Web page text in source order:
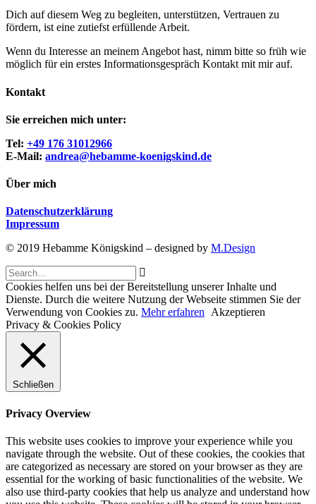
Dich auf diesem Weg zu begleiten, unterstützen, Vertrauen zu
fördern, ist eine zutiefst erfüllende Arbeit.
Wenn du Interesse an meinem Angebot hast, nimm bitte so früh wie
möglich für ein erstes Informationsgespräch Kontakt mit mir auf.
Kontakt
Sie erreichen mich unter:
Tel: +49 176 31012966
E-Mail: andrea@hebamme-koenigskind.de
Über mich
Datenschutzerklärung
Impressum
© 2019 Hebamme Königskind – designed by M.Design
Cookies helfen uns bei der Bereitstellung unserer Inhalte und
Dienste. Durch die weitere Nutzung der Webseite stimmen Sie der
Verwendung von Cookies zu. Mehr erfahren
Akzeptieren
Privacy & Cookies Policy
Schließen
Privacy Overview
This website uses cookies to improve your experience while you
navigate through the website. Out of these cookies, the cookies that
are categorized as necessary are stored on your browser as they are
essential for the working of basic functionalities of the website. We
also use third-party cookies that help us analyze and understand how